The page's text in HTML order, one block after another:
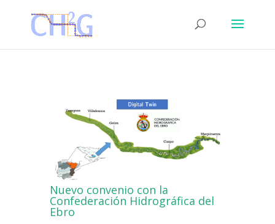
Nuevo convenio con la
Confederación Hidrográfica del
Ebro